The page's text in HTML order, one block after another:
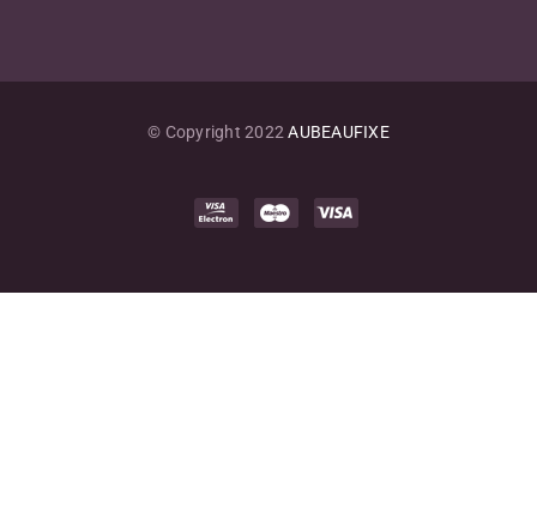
© Copyright 2022 AUBEAUFIXE